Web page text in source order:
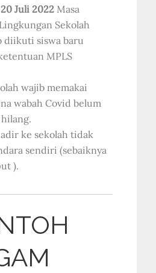
20 Juli 2022 Masa
Sekolah
diikuti siswa baru
MPLS
wajib memakai
wabah Covid belum
ke sekolah tidak
sendiri (sebaiknya
).